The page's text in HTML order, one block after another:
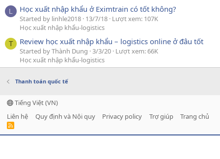
L Học xuất nhập khẩu ở Eximtrain có tốt không?
Started by linhle2018 13/7/18 Lượt xem: 107K
Học xuất nhập khẩu-logistics
T Review học xuất nhập khẩu – logistics online ở đâu tốt
Started by Thành Dung 3/3/20 Lượt xem: 66K
Học xuất nhập khẩu-logistics
Thanh toán quốc tế
Tiếng Việt (VN)
Liên hệ
Quy định và Nội quy Privacy policy Trợ giúp Trang chủ
R